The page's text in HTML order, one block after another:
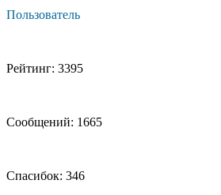
Пользователь
Рейтинг: 3395
Сообщений: 1665
Спасибок: 346